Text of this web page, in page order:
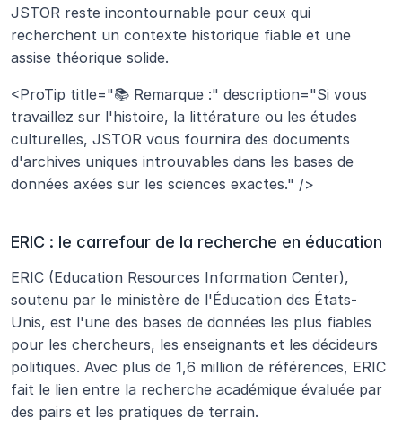
JSTOR reste incontournable pour ceux qui
recherchent un contexte historique fiable et une
assise théorique solide.
<ProTip title="📚 Remarque :" description="Si vous
travaillez sur l'histoire, la littérature ou les études
culturelles, JSTOR vous fournira des documents
d'archives uniques introuvables dans les bases de
données axées sur les sciences exactes." />
ERIC : le carrefour de la recherche en éducation
ERIC (Education Resources Information Center),
soutenu par le ministère de l'Éducation des États-
Unis, est l'une des bases de données les plus fiables
pour les chercheurs, les enseignants et les décideurs
politiques. Avec plus de 1,6 million de références, ERIC
fait le lien entre la recherche académique évaluée par
des pairs et les pratiques de terrain.